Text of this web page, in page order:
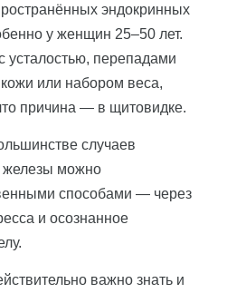
эндокринных
у женщин 25–50 лет.
усталостью, перепадами
или набором веса,
причина — в щитовидке.
случаев
железы можно
способами — через
и осознанное
важно знать и